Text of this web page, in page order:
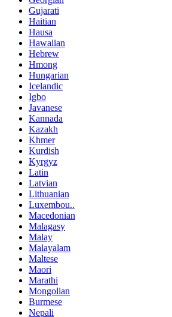
Gujarati
Haitian
Hausa
Hawaiian
Hebrew
Hmong
Hungarian
Icelandic
Igbo
Javanese
Kannada
Kazakh
Khmer
Kurdish
Kyrgyz
Latin
Latvian
Lithuanian
Luxembou..
Macedonian
Malagasy
Malay
Malayalam
Maltese
Maori
Marathi
Mongolian
Burmese
Nepali